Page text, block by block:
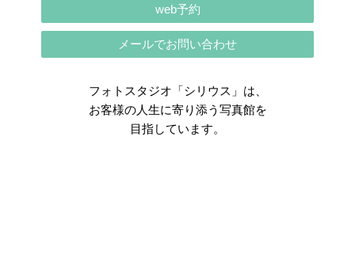
web予約
メールでお問い合わせ
フォトスタジオ「シリウス」は、
お客様の人生に寄り添う写真館を
目指しています。